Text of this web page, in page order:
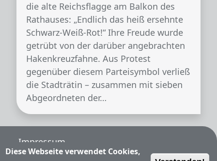
die alte Reichsflagge am Balkon des
Rathauses: „Endlich das heiß ersehnte
Schwarz-Weiß-Rot!“ Ihre Freude wurde
getrübt von der darüber angebrachten
Hakenkreuzfahne. Aus Protest
gegenüber diesem Parteisymbol verließ
die Stadträtin – zusammen mit sieben
Abgeordneten der…
Fußzeile
Impressum
Diese Webseite verwendet Cookies,